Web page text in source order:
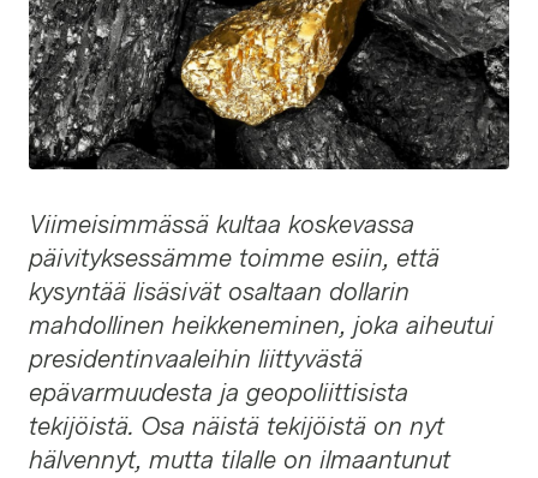
Viimeisimmässä kultaa koskevassa
päivityksessämme toimme esiin, että
kysyntää lisäsivät osaltaan dollarin
mahdollinen heikkeneminen, joka aiheutui
presidentinvaaleihin liittyvästä
epävarmuudesta ja geopoliittisista
tekijöistä. Osa näistä tekijöistä on nyt
hälvennyt, mutta tilalle on ilmaantunut